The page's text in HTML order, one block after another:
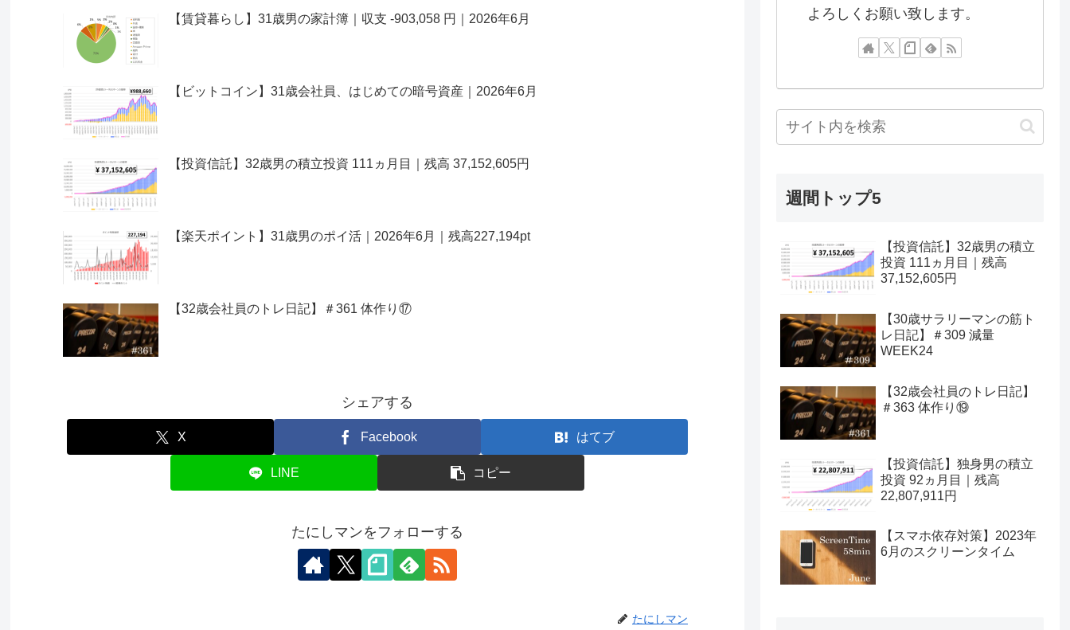
【賃貸暮らし】31歳男の家計簿｜収支 -903,058 円｜2026年6月
【ビットコイン】31歳会社員、はじめての暗号資産｜2026年6月
【投資信託】32歳男の積立投資 111ヵ月目｜残高 37,152,605円
【楽天ポイント】31歳男のポイ活｜2026年6月｜残高227,194pt
【32歳会社員のトレ日記】＃361 体作り⑰
シェアする
X Facebook はてブ
LINE コピー
たにしマンをフォローする
たにしマン
よろしくお願い致します。
週間トップ5
【投資信託】32歳男の積立
投資 111ヵ月目｜残高
37,152,605円
【30歳サラリーマンの筋ト
レ日記】＃309 減量
WEEK24
【32歳会社員のトレ日記】
＃363 体作り⑲
【投資信託】独身男の積立
投資 92ヵ月目｜残高
22,807,911円
【スマホ依存対策】2023年
6月のスクリーンタイム